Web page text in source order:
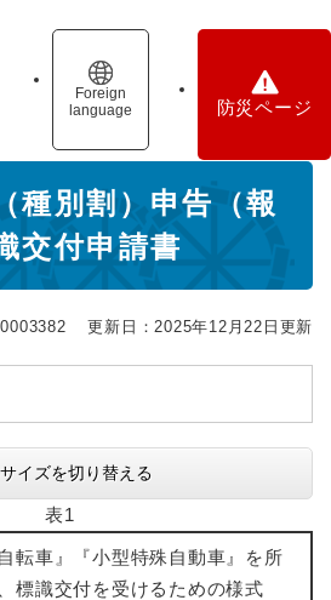
Foreign
language
防災ページ
種別割）申告（報
交付申請書
更新日：2025年12月22日更新
イズを切り替える
表1
転車』『小型特殊自動車』を所
標識交付を受けるための様式